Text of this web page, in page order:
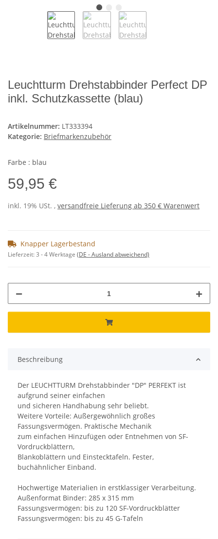
Leuchtturm Drehstabbinder Perfect DP
inkl. Schutzkassette (blau)
Artikelnummer: LT333394
Kategorie: Briefmarkenzubehör
Farbe : blau
59,95 €
inkl. 19% USt. , versandfreie Lieferung ab 350 € Warenwert
Knapper Lagerbestand
Lieferzeit:3 - 4 Werktage (DE - Ausland abweichend)
Beschreibung
Der LEUCHTTURM Drehstabbinder "DP" PERFEKT ist
aufgrund seiner einfachen
und sicheren Handhabung sehr beliebt.
Weitere Vorteile: Außergewöhnlich großes
Fassungsvermögen. Praktische Mechanik
zum einfachen Hinzufügen oder Entnehmen von SF-
Vordruckblättern,
Blankoblättern und Einstecktafeln. Fester,
buchähnlicher Einband.
Hochwertige Materialien in erstklassiger Verarbeitung.
Außenformat Binder: 285 x 315 mm
Fassungsvermögen: bis zu 120 SF-Vordruckblätter
Fassungsvermögen: bis zu 45 G-Tafeln